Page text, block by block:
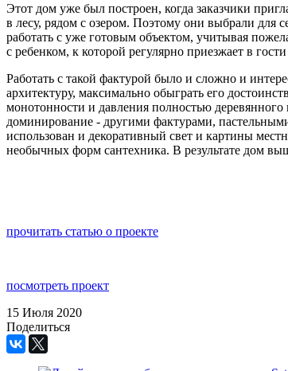
Этот дом уже был построен, когда заказчики
в лесу, рядом с озером. Поэтому они выбрали для
работать с уже готовым объектом, учитывая
с ребенком, к которой регулярно приезжает в
Работать с такой фактурой было и сложно и
архитектуру, максимально обыграть его
монотонности и давления полностью деревянного
доминирование - другими фактурами,
использован и декоративный свет и картины
необычных форм сантехника. В результате дом
прочитать статью о проекте
посмотреть проект
15 Июля 2020
Поделиться